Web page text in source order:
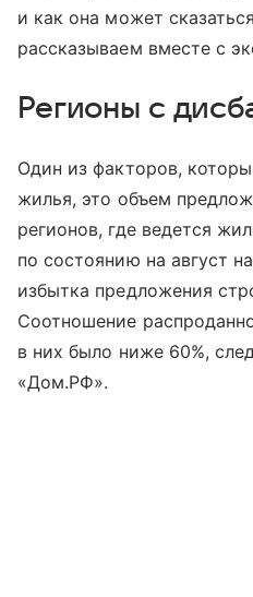
и как она может
рассказываем вместе с
Регионы с
Один из факторов,
жилья, это объем
регионов, где ведется
по состоянию на август
избытка предложения
Соотношение
в них было ниже 60%,
«Дом.РФ».